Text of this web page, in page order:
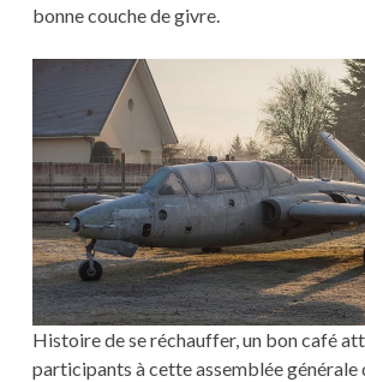
bonne couche de givre.
Histoire de se réchauffer, un bon café
participants à cette assemblée générale